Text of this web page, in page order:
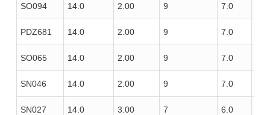
SO094 14.0 2.00 9 7.0
PDZ681 14.0 2.00 9 7.0
SO065 14.0 2.00 9 7.0
SN046 14.0 2.00 9 7.0
SN027 14.0 3.00 7 6.0